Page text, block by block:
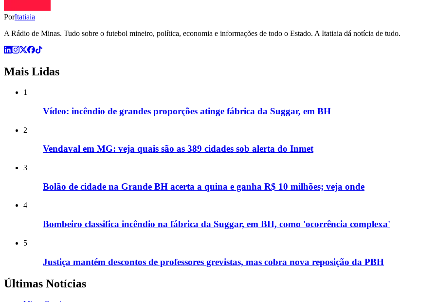
PorItatiaia
A Rádio de Minas. Tudo sobre o futebol mineiro, política, economia e informações de todo o Estado. A Itatiaia dá notícia de tudo.
Mais Lidas
1
Vídeo: incêndio de grandes proporções atinge fábrica da Suggar, em BH
2
Vendaval em MG: veja quais são as 389 cidades sob alerta do Inmet
3
Bolão de cidade na Grande BH acerta a quina e ganha R$ 10 milhões; veja onde
4
Bombeiro classifica incêndio na fábrica da Suggar, em BH, como 'ocorrência complexa'
5
Justiça mantém descontos de professores grevistas, mas cobra nova reposição da PBH
Últimas Notícias